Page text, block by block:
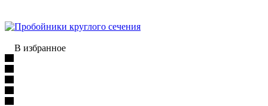
В избранное